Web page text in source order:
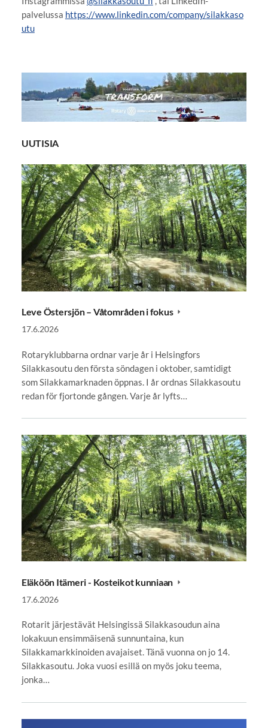
palvelussa https://www.linkedin.com/company/silakkaso
utu
UUTISIA
Leve Östersjön – Våtområden i fokus
17.6.2026
Rotaryklubbarna ordnar varje år i Helsingfors
Silakkasoutu den första söndagen i oktober, samtidigt
som Silakkamarknaden öppnas. I år ordnas Silakkasoutu
redan för fjortonde gången. Varje år lyfts…
Eläköön Itämeri - Kosteikot kunniaan
17.6.2026
Rotarit järjestävät Helsingissä Silakkasoudun aina
lokakuun ensimmäisenä sunnuntaina, kun
Silakkamarkkinoiden avajaiset. Tänä vuonna on jo 14.
Silakkasoutu. Joka vuosi esillä on myös joku teema,
jonka…